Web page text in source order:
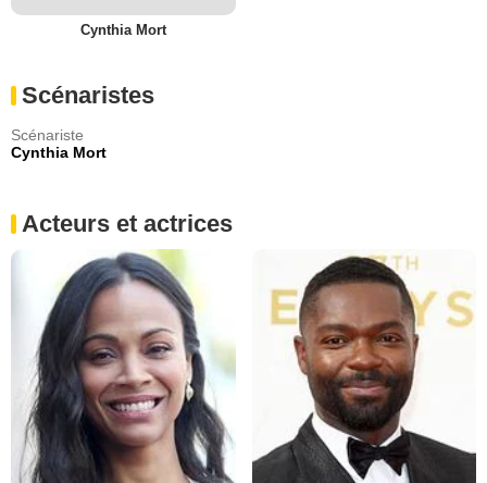
Cynthia Mort
Scénaristes
Scénariste
Cynthia Mort
Acteurs et actrices